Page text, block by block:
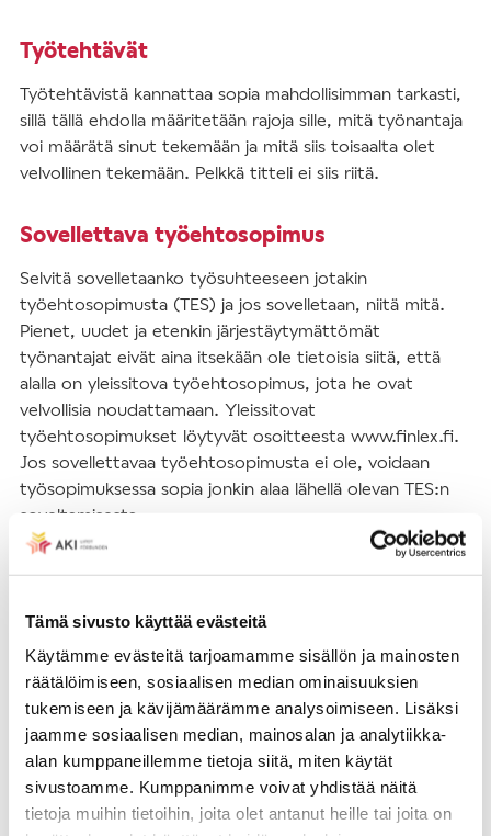
Tämä sivusto käyttää evästeitä
Käytämme evästeitä tarjoamamme sisällön ja mainosten
räätälöimiseen, sosiaalisen median ominaisuuksien
tukemiseen ja kävijämäärämme analysoimiseen. Lisäksi
jaamme sosiaalisen median, mainosalan ja analytiikka-
alan kumppaneillemme tietoja siitä, miten käytät
sivustoamme. Kumppanimme voivat yhdistää näitä
tietoja muihin tietoihin, joita olet antanut heille tai joita on
Työtehtävät
Työtehtävistä kannattaa sopia mahdollisimman tarkasti,
sillä tällä ehdolla määritetään rajoja sille, mitä työnantaja
voi määrätä sinut tekemään ja mitä siis toisaalta olet
velvollinen tekemään. Pelkkä titteli ei siis riitä.
Sovellettava työehtosopimus
Selvitä sovelletaanko työsuhteeseen jotakin
työehtosopimusta (TES) ja jos sovelletaan, niitä mitä.
Pienet, uudet ja etenkin järjestäytymättömät
työnantajat eivät aina itsekään ole tietoisia siitä, että
alalla on yleissitova työehtosopimus, jota he ovat
velvollisia noudattamaan. Yleissitovat
työehtosopimukset löytyvät osoitteesta www.finlex.fi.
Jos sovellettavaa työehtosopimusta ei ole, voidaan
työsopimuksessa sopia jonkin alaa lähellä olevan TES:n
soveltamisesta.
Jos työssä ei sovelleta mitään työehtosopimusta, täytyy
tyypillisistä TES-ehdoistakin. Tällaisia ovat mm. lomaraha,
matkakulujen korvaaminen, palkankorotukset ja
perhevapaiden palkallisuus. Nämä eivät siis ole
lakisääteisiä.
Palkan ja muun vastikkeen määräytymisen
perusteet ja palkanmaksukausi